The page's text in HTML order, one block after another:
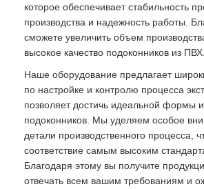
которое обеспечивает стабильность
производства и надежность работы.
сможете увеличить объем
высокое качество подоконников из ПВХ.
Наше оборудование предлагает
по настройке и контролю процесса
позволяет достичь идеальной формы
подоконников. Мы уделяем особое
детали производственного процесса,
соответствие самым высоким
Благодаря этому вы получите
отвечать всем вашим требованиям и